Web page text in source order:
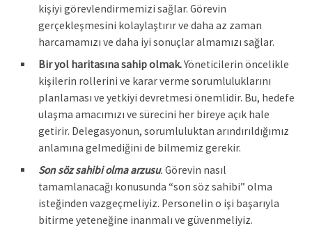
kişiyi görevlendirmemizi sağlar. Görevin
gerçekleşmesini kolaylaştırır ve daha az zaman
harcamamızı ve daha iyi sonuçlar almamızı sağlar.
Bir yol haritasına sahip olmak.Yöneticilerin öncelikle
kişilerin rollerini ve karar verme sorumluluklarını
planlaması ve yetkiyi devretmesi önemlidir. Bu, hedefe
ulaşma amacımızı ve sürecini her bireye açık hale
getirir. Delegasyonun, sorumluluktan arındırıldığımız
anlamına gelmediğini de bilmemiz gerekir.
Son söz sahibi olma arzusu. Görevin nasıl
tamamlanacağı konusunda “son söz sahibi” olma
isteğinden vazgeçmeliyiz. Personelin o işi başarıyla
bitirme yeteneğine inanmalı ve güvenmeliyiz.